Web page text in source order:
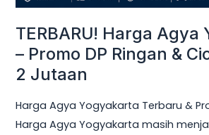
TERBARU! Harga Agya
– Promo DP Ringan &
2 Jutaan
Harga Agya Yogyakarta Terbaru &
Harga Agya Yogyakarta masih
2
Jutaan